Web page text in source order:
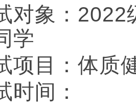
对象： 2022
学
项目：体质
时间 ：